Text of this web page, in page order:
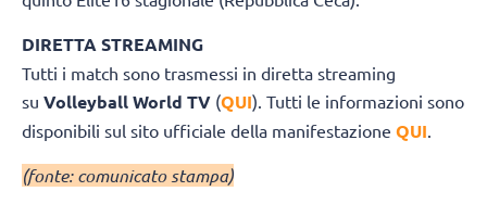
DIRETTA STREAMING
Tutti i match sono trasmessi in diretta streaming
su Volleyball World TV (QUI). Tutti le informazioni sono
disponibili sul sito ufficiale della manifestazione QUI
(fonte: comunicato stampa)